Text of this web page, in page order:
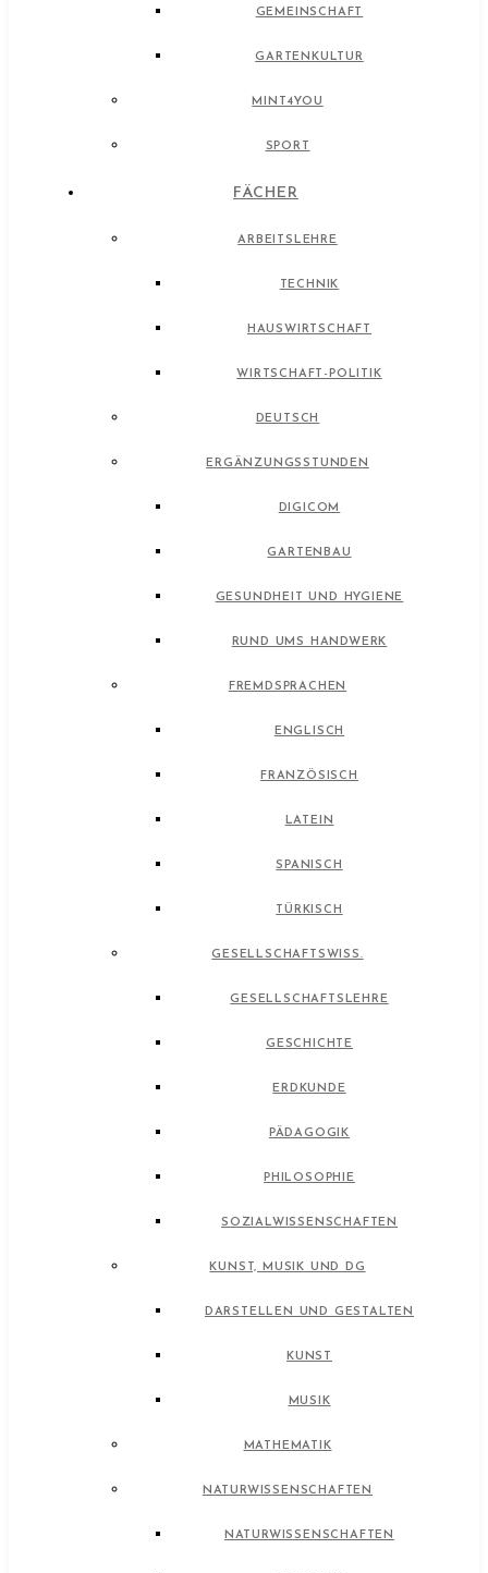
GEMEINSCHAFT
GARTENKULTUR
MINT4YOU
SPORT
FÄCHER
ARBEITSLEHRE
TECHNIK
HAUSWIRTSCHAFT
WIRTSCHAFT-POLITIK
DEUTSCH
ERGÄNZUNGSSTUNDEN
DIGICOM
GARTENBAU
GESUNDHEIT UND HYGIENE
RUND UMS HANDWERK
FREMDSPRACHEN
ENGLISCH
FRANZÖSISCH
LATEIN
SPANISCH
TÜRKISCH
GESELLSCHAFTSWISS.
GESELLSCHAFTSLEHRE
GESCHICHTE
ERDKUNDE
PÄDAGOGIK
PHILOSOPHIE
SOZIALWISSENSCHAFTEN
KUNST, MUSIK UND DG
DARSTELLEN UND GESTALTEN
KUNST
MUSIK
MATHEMATIK
NATURWISSENSCHAFTEN
NATURWISSENSCHAFTEN